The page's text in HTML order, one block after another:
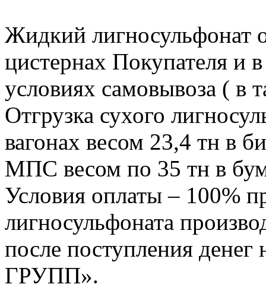
Жидкий лигносульфонат
цистернах Покупателя и
условиях самовывоза ( в
Отгрузка сухого
вагонах весом 23,4 тн в
МПС весом по 35 тн в
Условия оплаты – 100%
лигносульфоната
после поступления
ГРУПП».